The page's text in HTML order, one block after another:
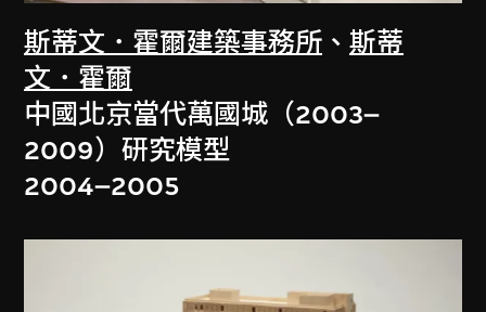
斯蒂文．霍爾建築事務所 、斯蒂
文．霍爾
中國北京當代萬國城（2003–
2009）研究模型
2004–2005